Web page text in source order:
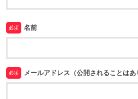
必須 名前
必須 メールアドレス（公開されることはあ